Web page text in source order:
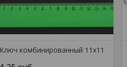
Ключ комбинированный 11х11